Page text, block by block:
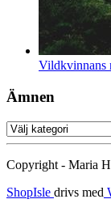
Vildkvinnans
Ämnen
Ämnen
Copyright - Maria
ShopIsle drivs med